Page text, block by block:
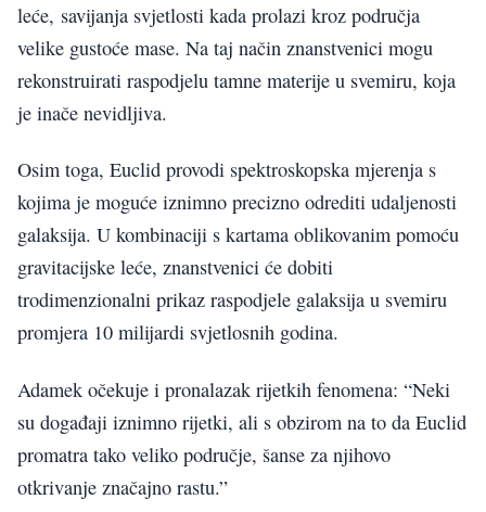
leće, savijanja svjetlosti kada prolazi kroz područja
velike gustoće mase. Na taj način znanstvenici mogu
rekonstruirati raspodjelu tamne materije u svemiru, koja
je inače nevidljiva.
Osim toga, Euclid provodi spektroskopska mjerenja s
kojima je moguće iznimno precizno odrediti udaljenosti
galaksija. U kombinaciji s kartama oblikovanim pomoću
gravitacijske leće, znanstvenici će dobiti
trodimenzionalni prikaz raspodjele galaksija u svemiru
promjera 10 milijardi svjetlosnih godina.
Adamek očekuje i pronalazak rijetkih fenomena: “Neki
su događaji iznimno rijetki, ali s obzirom na to da Euclid
promatra tako veliko područje, šanse za njihovo
otkrivanje značajno rastu.”